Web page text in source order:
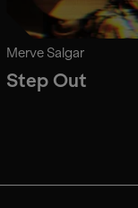
Merve Salgar
Step Out